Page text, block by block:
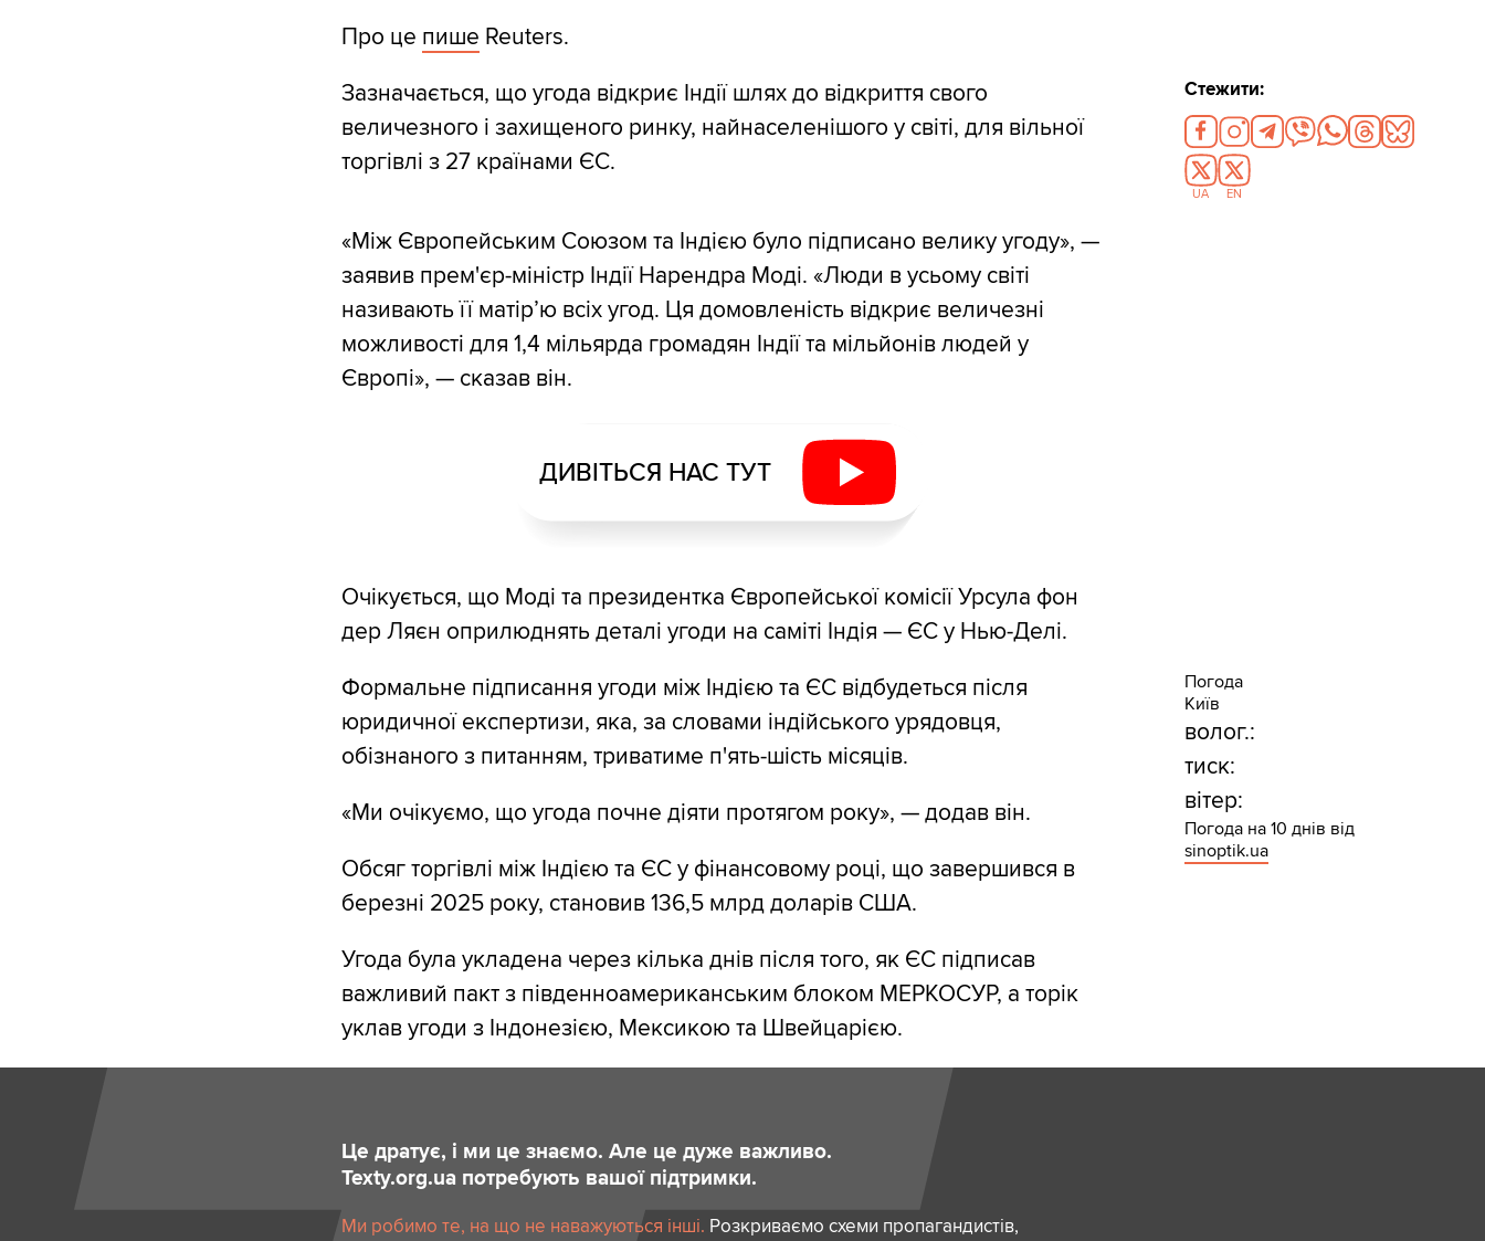
Про це пише Reuters.
Зазначається, що угода відкриє Індії шлях до відкриття свого
величезного і захищеного ринку, найнаселенішого у світі, для вільної
торгівлі з 27 країнами ЄС.
«Між Європейським Союзом та Індією було підписано велику угоду», —
заявив прем'єр-міністр Індії Нарендра Моді. «Люди в усьому світі
називають її матір’ю всіх угод. Ця домовленість відкриє величезні
можливості для 1,4 мільярда громадян Індії та мільйонів людей у
Європі», — сказав він.
ДИВІТЬСЯ НАС ТУТ
Очікується, що Моді та президентка Європейської комісії Урсула фон
дер Ляєн оприлюднять деталі угоди на саміті Індія — ЄС у Нью-Делі.
Формальне підписання угоди між Індією та ЄС відбудеться після
юридичної експертизи, яка, за словами індійського урядовця,
обізнаного з питанням, триватиме п'ять-шість місяців.
«Ми очікуємо, що угода почне діяти протягом року», — додав він.
Обсяг торгівлі між Індією та ЄС у фінансовому році, що завершився в
березні 2025 року, становив 136,5 млрд доларів США.
Угода була укладена через кілька днів після того, як ЄС підписав
важливий пакт з південноамериканським блоком МЕРКОСУР, а торік
уклав угоди з Індонезією, Мексикою та Швейцарією.
Це дратує, і ми це знаємо. Але це дуже важливо.
Texty.org.ua потребують вашої підтримки.
Ми робимо те, на що не наважуються інші. Розкриваємо схеми пропагандистів,
Стежити:
UA EN
Погода
Київ
волог.:
тиск:
вітер:
Погода на 10 днів від
sinoptik.ua